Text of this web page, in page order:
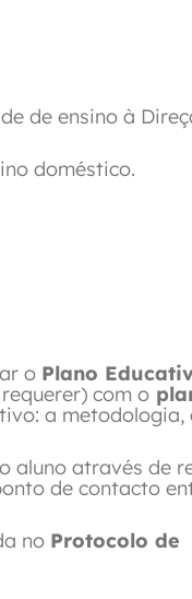
de ensino à
doméstico.
o Plano
com o
a metodologia,
aluno através de
de contacto
no Protocolo de